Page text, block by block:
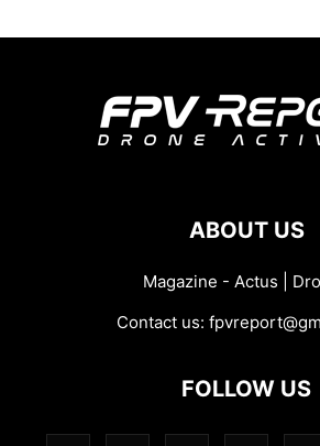
ABOUT US
Magazine - Actus |
Contact us:
FOLLOW US